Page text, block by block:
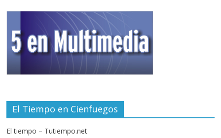
El Tiempo en Cienfuegos
El tiempo – Tutiempo.net